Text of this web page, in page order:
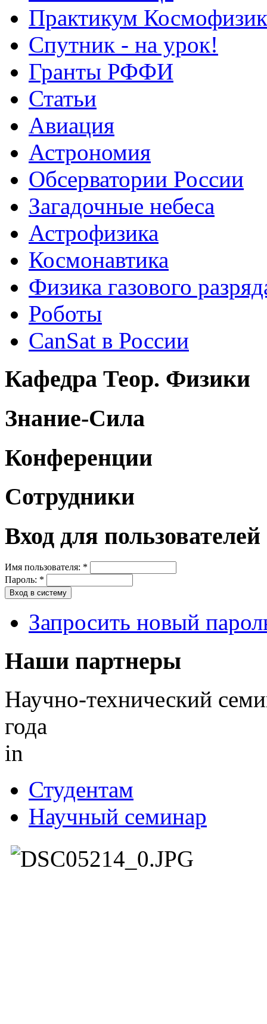
Практикум
Спутник - на урок!
Гранты РФФИ
Статьи
Авиация
Астрономия
Обсерватории России
Загадочные небеса
Астрофизика
Космонавтика
Физика газового
Роботы
CanSat в России
Кафедра Теор. Физики
Знание-Сила
Конференции
Сотрудники
Вход для пользователей
Имя пользователя: *
Пароль: *
Запросить новый
Наши партнеры
Научно-технический
года
in
Студентам
Научный семинар